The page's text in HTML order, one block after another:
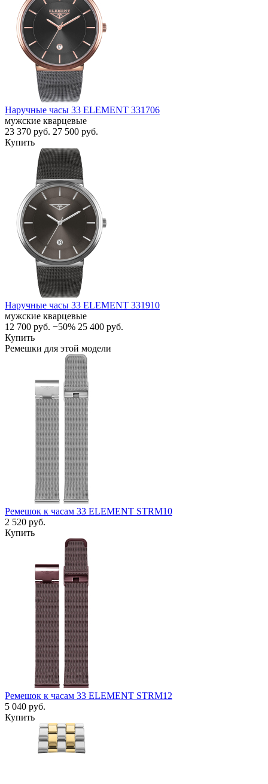
Наручные часы 33 ELEMENT 331706
мужские кварцевые
23 370 руб. 27 500 руб.
Купить
Наручные часы 33 ELEMENT 331910
мужские кварцевые
12 700 руб. −50% 25 400 руб.
Купить
Ремешки для этой модели
Ремешок к часам 33 ELEMENT STRM10
2 520 руб.
Купить
Ремешок к часам 33 ELEMENT STRM12
5 040 руб.
Купить